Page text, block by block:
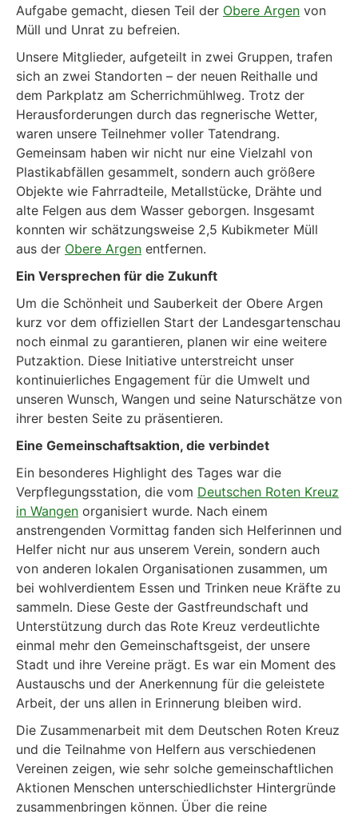
Aufgabe gemacht, diesen Teil der Obere Argen von
Müll und Unrat zu befreien.
Unsere Mitglieder, aufgeteilt in zwei Gruppen, trafen
sich an zwei Standorten – der neuen Reithalle und
dem Parkplatz am Scherrichmühlweg. Trotz der
Herausforderungen durch das regnerische Wetter,
waren unsere Teilnehmer voller Tatendrang.
Gemeinsam haben wir nicht nur eine Vielzahl von
Plastikabfällen gesammelt, sondern auch größere
Objekte wie Fahrradteile, Metallstücke, Drähte und
alte Felgen aus dem Wasser geborgen. Insgesamt
konnten wir schätzungsweise 2,5 Kubikmeter Müll
aus der Obere Argen entfernen.
Ein Versprechen für die Zukunft
Um die Schönheit und Sauberkeit der Obere Argen
kurz vor dem offiziellen Start der Landesgartenschau
noch einmal zu garantieren, planen wir eine weitere
Putzaktion. Diese Initiative unterstreicht unser
kontinuierliches Engagement für die Umwelt und
unseren Wunsch, Wangen und seine Naturschätze von
ihrer besten Seite zu präsentieren.
Eine Gemeinschaftsaktion, die verbindet
Ein besonderes Highlight des Tages war die
Verpflegungsstation, die vom Deutschen Roten Kreuz
in Wangen organisiert wurde. Nach einem
anstrengenden Vormittag fanden sich Helferinnen und
Helfer nicht nur aus unserem Verein, sondern auch
von anderen lokalen Organisationen zusammen, um
bei wohlverdientem Essen und Trinken neue Kräfte zu
sammeln. Diese Geste der Gastfreundschaft und
Unterstützung durch das Rote Kreuz verdeutlichte
einmal mehr den Gemeinschaftsgeist, der unsere
Stadt und ihre Vereine prägt. Es war ein Moment des
Austauschs und der Anerkennung für die geleistete
Arbeit, der uns allen in Erinnerung bleiben wird.
Die Zusammenarbeit mit dem Deutschen Roten Kreuz
und die Teilnahme von Helfern aus verschiedenen
Vereinen zeigen, wie sehr solche gemeinschaftlichen
Aktionen Menschen unterschiedlichster Hintergründe
zusammenbringen können. Über die reine